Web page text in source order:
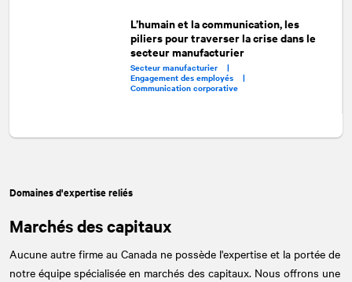
L’humain et la communication, les
piliers pour traverser la crise dans le
secteur manufacturier
Secteur manufacturier |
Engagement des employés |
Communication corporative
Domaines d'expertise reliés
Marchés des capitaux
Aucune autre firme au Canada ne possède l'expertise et la portée de
notre équipe spécialisée en marchés des capitaux. Nous offrons une